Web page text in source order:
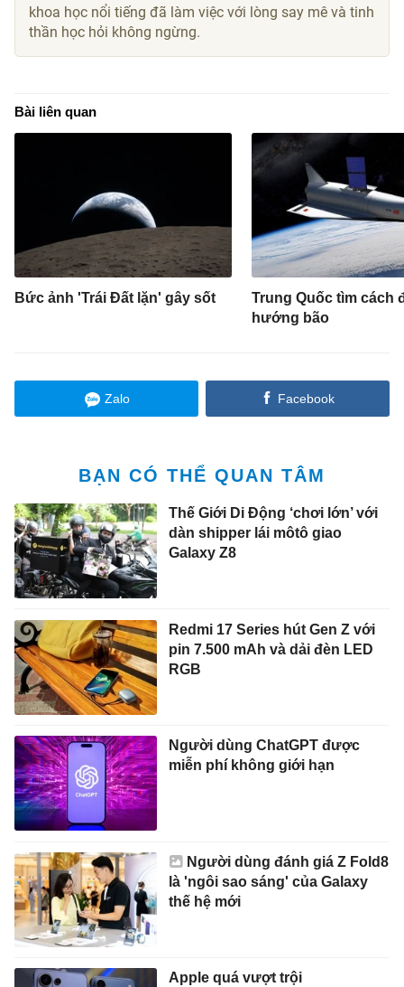
khoa học nổi tiếng đã làm việc với lòng say mê và tinh
thần học hỏi không ngừng.
Bài liên quan
Bức ảnh 'Trái Đất lặn' gây sốt
Trung Quốc tìm cách
hướng bão
Zalo Facebook
BẠN CÓ THỂ QUAN TÂM
Thế Giới Di Động ‘chơi lớn’ với
dàn shipper lái môtô giao
Galaxy Z8
Redmi 17 Series hút Gen Z với
pin 7.500 mAh và dải đèn LED
RGB
Người dùng ChatGPT được
miễn phí không giới hạn
Người dùng đánh giá Z Fold8
là 'ngôi sao sáng' của Galaxy
thế hệ mới
Apple quá vượt trội